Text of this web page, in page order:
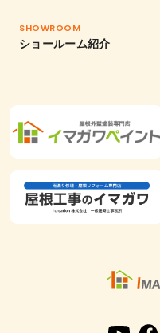
SHOWROOM
ショールーム紹介